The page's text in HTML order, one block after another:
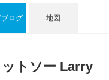
ログ 地図
トソー Larry